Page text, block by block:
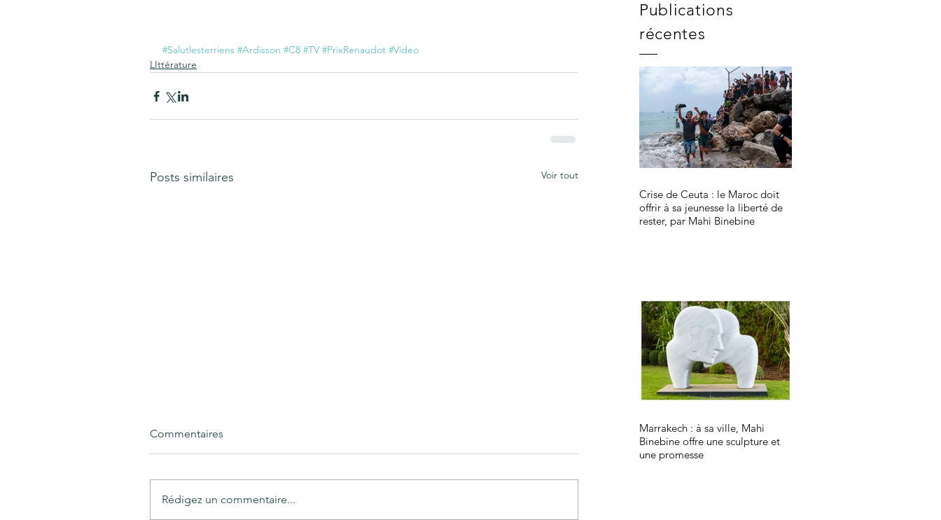
Publications
récentes
Crise de Ceuta : le Maroc doit
offrir à sa jeunesse la liberté de
rester, par Mahi Binebine
Marrakech : à sa ville, Mahi
Binebine offre une sculpture et
une promesse
#Salutlesterriens #Ardisson #C8 #TV #PrixRenaudot #Video
LIttérature
Posts similaires Voir tout
Commentaires
Rédigez un commentaire...